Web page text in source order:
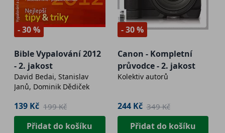
- 30 %
Bible Vypalování 2012
- 2. jakost
David Bedai, Stanislav
Janů, Dominik Dědiček
139 Kč 199 Kč
Přidat do košíku
- 30 %
Canon - Kompletní
průvodce - 2. jakost
Kolektiv autorů
244 Kč 349 Kč
Přidat do košíku